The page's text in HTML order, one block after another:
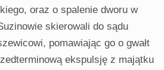
oraz o spalenie dworu w
skierowali do sądu
pomawiając go o gwałt
ekspulsję z majątku